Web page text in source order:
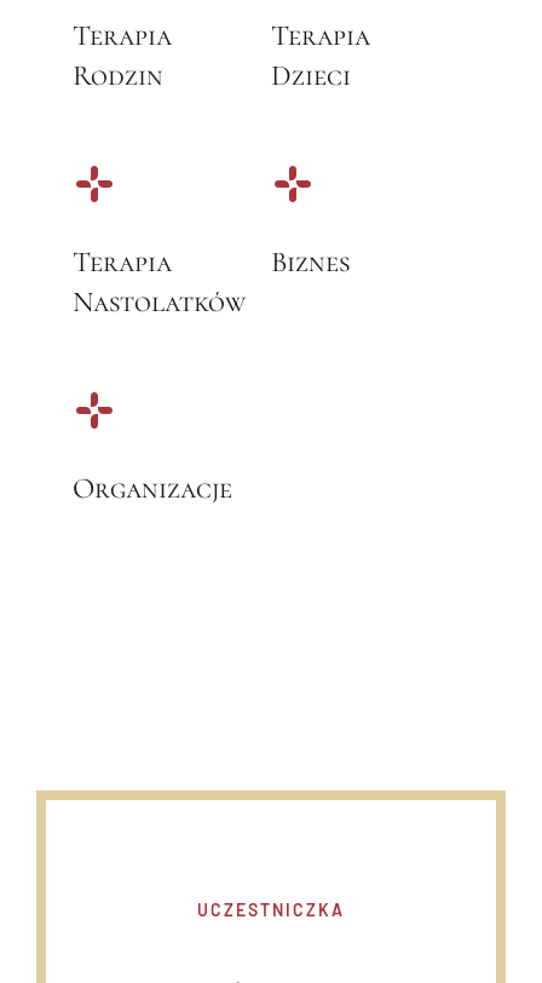
Terapia
Rodzin
Terapia
Dzieci
Terapia
Nastolatków
Biznes
Organizacje
UCZESTNICZKA